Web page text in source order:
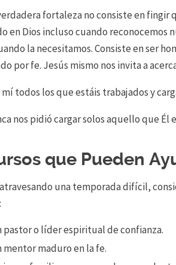
fortaleza no consiste en
en Dios incluso cuando reconocemos
la necesitamos. Consiste en ser
por fe. Jesús mismo nos invita a
mí todos los que estáis trabajados y
nos pidió cargar solos aquello que
que Pueden
una temporada difícil,
pastor o líder espiritual de confianza.
mentor maduro en la fe.